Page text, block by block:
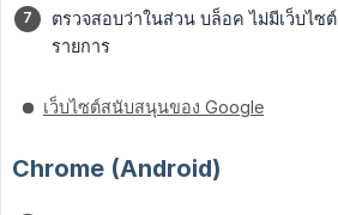
ตรวจสอบว่าในส่วน บล็อค ไม่มีเว็บไซต์
รายการ
เว็บไซต์สนับสนุนของ Google
Chrome (Android)